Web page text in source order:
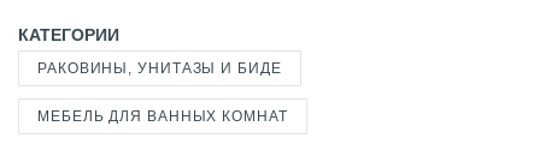
КАТЕГОРИИ
РАКОВИНЫ, УНИТАЗЫ И БИДЕ
МЕБЕЛЬ ДЛЯ ВАННЫХ КОМНАТ